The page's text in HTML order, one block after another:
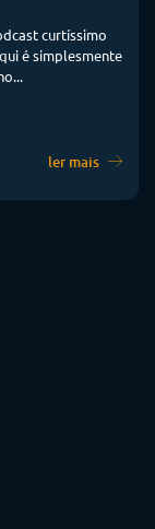
curtíssimo
é simplesmente
ler mais